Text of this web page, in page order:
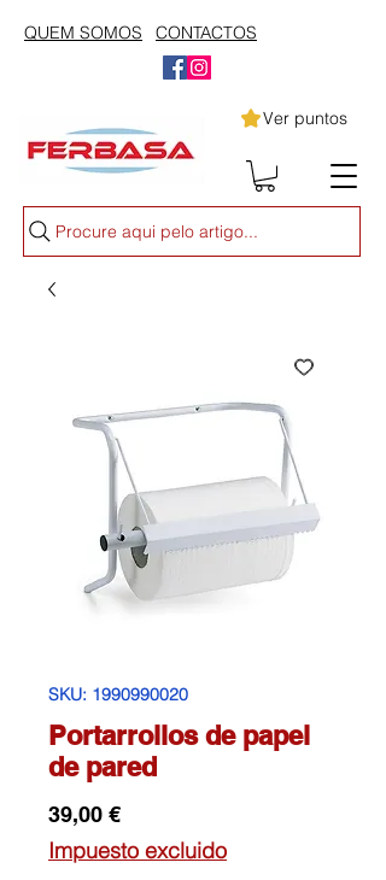
QUEM SOMOS CONTACTOS
Ver puntos
Procure aqui pelo artigo...
SKU: 1990990020
Portarrollos de papel
de pared
39,00 €Precio
Impuesto excluido